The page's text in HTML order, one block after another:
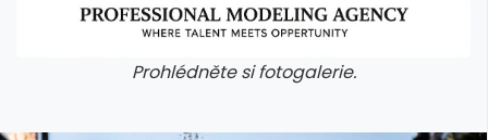
Prohlédněte si fotogalerie.